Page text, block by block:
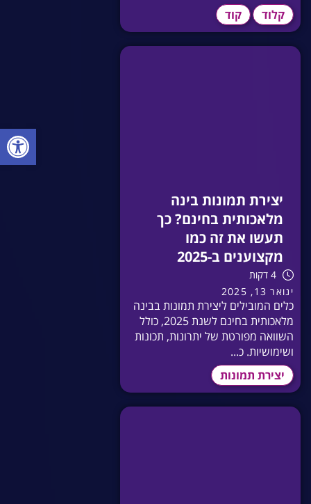
קלוד
קוד
יצירת תמונות בינה
מלאכותית בחינם? כך
תעשו את זה כמו
מקצוענים ב-2025
4 דקות
ינואר 13, 2025
כלים המובילים ליצירת תמונות בבינה
מלאכותית בחינם לשנת 2025, כולל
השוואה מפורטת של יתרונות, תכונות
ושימושיות. כ...
יצירת תמונות
פתח